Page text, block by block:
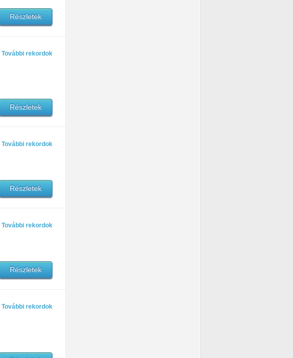
civilek-kerelme-2013.xls
Részletek
További rekordok
Részletek
További rekordok
Részletek
További rekordok
Részletek
További rekordok